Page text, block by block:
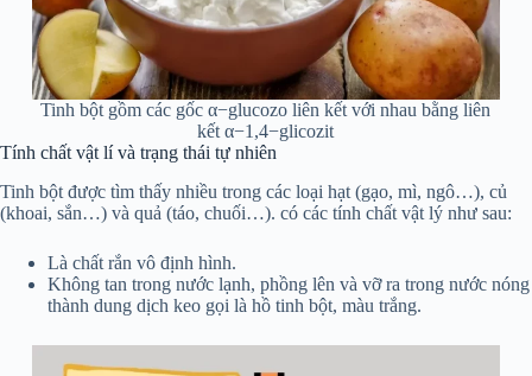
Tinh bột gồm các gốc α−glucozo liên kết với nhau bằng liên
kết α−1,4−glicozit
Tính chất vật lí và trạng thái tự nhiên
Tinh bột được tìm thấy nhiều trong các loại hạt (gạo, mì, ngô…), củ
(khoai, sắn…) và quả (táo, chuối…). có các tính chất vật lý như sau:
Là chất rắn vô định hình.
Không tan trong nước lạnh, phồng lên và vỡ ra trong nước nóng
thành dung dịch keo gọi là hồ tinh bột, màu trắng.